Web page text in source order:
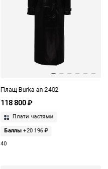
Плащ Burka an-2402
118 800 ₽
Плати частями
Баллы+20 196 ₽
40